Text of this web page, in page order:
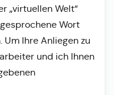
„virtuellen Welt“
Wort
Um Ihre Anliegen zu
und ich Ihnen